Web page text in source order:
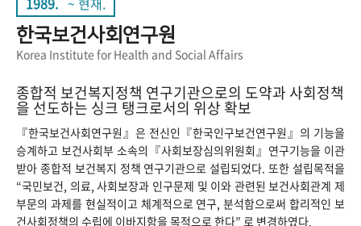
한국보건사회연구원
Korea Institute for Health and Social Affairs
종합적 보건복지정책 연구기관으로의 도약과 사회정책
을 선도하는 싱크 탱크로서의 위상 확보
『한국보건사회연구원』은 전신인『한국인구보건연구원』의 기능을
승계하고 보건사회부 소속의『사회보장심의위원회』연구기능을 이관
받아 종합적 보건복지 정책 연구기관으로 설립되었다. 또한 설립목적을
“국민보건, 의료, 사회보장과 인구문제 및 이와 관련된 보건사회관계 제
부문의 과제를 현실적이고 체계적으로 연구, 분석함으로써 합리적인 보
건사회정책의 수립에 이바지함을 목적으로 한다” 로 변경하였다.